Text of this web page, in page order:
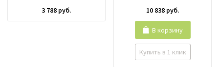
3 788 руб. 10 838 руб.
Купить в 1 клик
В корзину